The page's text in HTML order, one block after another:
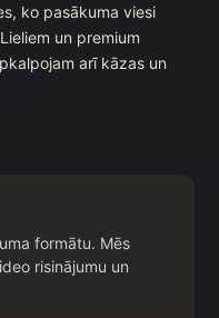
ko pasākuma viesi
un premium
arī kāzas un
formātu. Mēs
risinājumu un